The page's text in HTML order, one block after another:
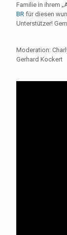
Familie in ihrem
BR für diesen
Unterstützer!
Moderation:
Gerhard Kockert